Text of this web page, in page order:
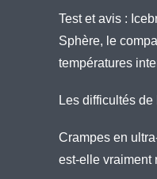
Test et avis :
Sphère, le
températures
Les difficultés
Crampes en
est-elle vraiment